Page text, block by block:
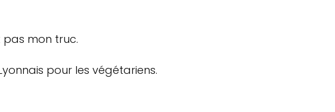
pas mon truc.
pour les végétariens.